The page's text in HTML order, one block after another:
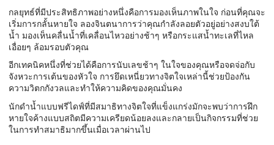
กลยุทธ์ที่มีประสิทธิภาพอย่างหนึ่งคือการมองเห็นภาพในใจ ก่อนที่คุณจะ
เริ่มการกลั้นหายใจ ลองจินตนาการว่าคุณกำลังลอยตัวอยู่อย่างสงบใต้
น้ำ มองเห็นคลื่นน้ำที่เคลื่อนไหวอย่างช้าๆ หรือกระแสน้ำทะเลที่ไหล
เอื่อยๆ ล้อมรอบตัวคุณ
อีกเทคนิคหนึ่งที่ช่วยได้คือการนับเลขช้าๆ ในใจของคุณหรือจดจ่อกับ
จังหวะการเต้นของหัวใจ การยึดเหนี่ยวทางจิตใจเหล่านี้ช่วยป้องกัน
ความวิตกกังวลและทำให้ความคิดของคุณมั่นคง
นักดำน้ำแบบฟรีไดฟ์ที่มีสมาธิทางจิตใจที่แข็งแกร่งมักจะพบว่าการฝึก
หายใจค้างแบบสถิตมีความเครียดน้อยลงและกลายเป็นกิจกรรมที่ช่วย
ในการทำสมาธิมากขึ้นเมื่อเวลาผ่านไป